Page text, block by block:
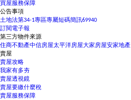
買屋服務保障
公告事項
土地法第34-1專區專屬短碼簡訊69940
訂閱電子報
第三方物件來源
住商不動產中信房屋太平洋房屋大家房屋安家地產
賣屋
賣屋攻略
我家有多夯
賣屋透視鏡
賣屋要繳什麼稅
賣屋服務保障